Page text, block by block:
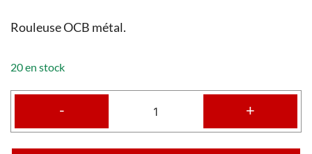
Rouleuse OCB métal.
20 en stock
- +